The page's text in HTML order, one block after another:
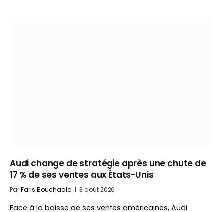
Audi change de stratégie après une chute de
17 % de ses ventes aux États-Unis
ParFaris Bouchaala 3 août 2026
Face à la baisse de ses ventes américaines, Audi